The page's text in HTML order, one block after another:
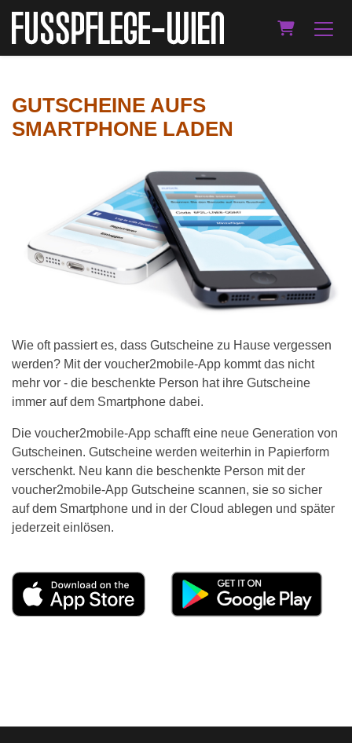
GUTSCHEINE AUFS
SMARTPHONE LADEN
Wie oft passiert es, dass Gutscheine zu Hause vergessen
werden? Mit der voucher2mobile-App kommt das nicht
mehr vor - die beschenkte Person hat ihre Gutscheine
immer auf dem Smartphone dabei.
Die voucher2mobile-App schafft eine neue Generation von
Gutscheinen. Gutscheine werden weiterhin in Papierform
verschenkt. Neu kann die beschenkte Person mit der
voucher2mobile-App Gutscheine scannen, sie so sicher
auf dem Smartphone und in der Cloud ablegen und später
jederzeit einlösen.